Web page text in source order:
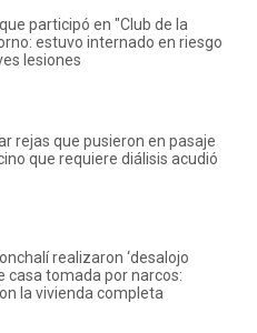
participó en "Club de la
estuvo internado en riesgo
lesiones
rejas que pusieron en pasaje
que requiere diálisis acudió
realizaron ‘desalojo
casa tomada por narcos:
la vivienda completa